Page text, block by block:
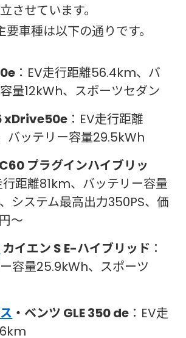
させています。​
要車種は以下の通りです。
：EV走行距離56.4km、バ
量12kWh、スポーツセダン
xDrive50e ：EV走行距離
バッテリー容量29.5kWh
プラグインハイブリッ
行距離81km、バッテリー容量
システム最高出力350PS、価
～
カイエン S E-ハイブリッド ：
容量25.9kWh、スポーツ
・ベンツ GLE 350 de ：EV走